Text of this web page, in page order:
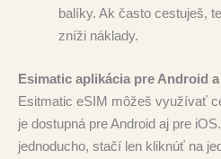
balíky. Ak často cestuješ,
zníži náklady.
Esimatic aplikácia pre Android
Esitmatic eSIM môžeš využívať
je dostupná pre Android aj pre
jednoducho, stačí len kliknúť na